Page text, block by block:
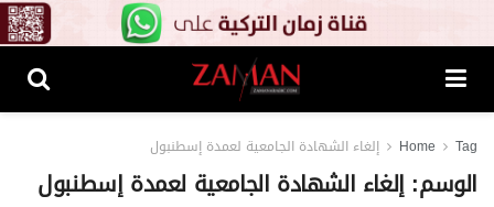
Home Tag إلغاء الشهادة الجامعية لعمدة إسطنبول
الوسم:إلغاء الشهادة الجامعية لعمدة إسطنبول